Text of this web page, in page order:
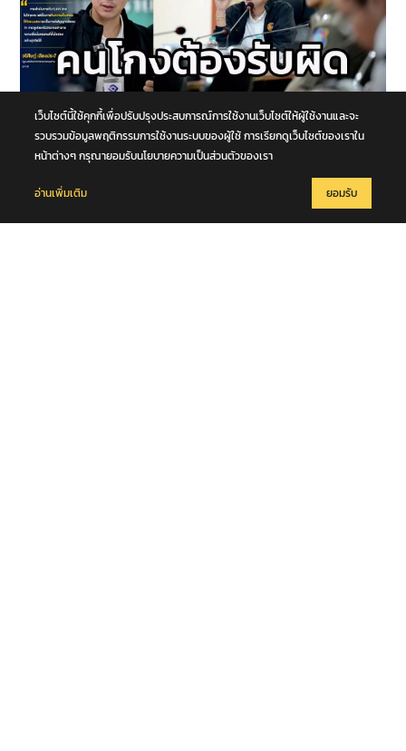
11 สิงหาคม 2569
“มท.4” ย้ำ 5,925 ราย เป็นแค่การคืนความเป็นธรรมให้ระบบสอบ ลั่น ต้อง
ผิด
เว็บไซต์นี้ใช้คุกกี้เพื่อปรับปรุงประสบการณ์การใช้งานเว็บไซต์ให้ผู้ใช้งานและจะ
รวบรวมข้อมูลพฤติกรรมการใช้งานระบบของผู้ใช้ การเรียกดูเว็บไซต์ของเราใน
หน้าต่างๆ กรุณายอมรับนโยบายความเป็นส่วนตัวของเรา
อ่านเพิ่มเติม ยอมรับ